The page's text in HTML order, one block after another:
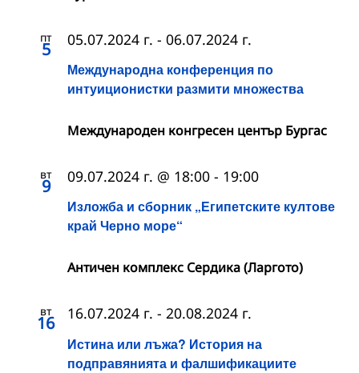
пт
5
Международна конференция по
интуиционистки размити множества
05.07.2024 г. - 06.07.2024 г.
Международен конгресен център Бургас
вт
9
Изложба и сборник „Египетските култове
край Черно море“
09.07.2024 г. @ 18:00 - 19:00
Античен комплекс Сердика (Ларгото)
вт
16
Истина или лъжа? История на
подправянията и фалшификациите
16.07.2024 г. - 20.08.2024 г.